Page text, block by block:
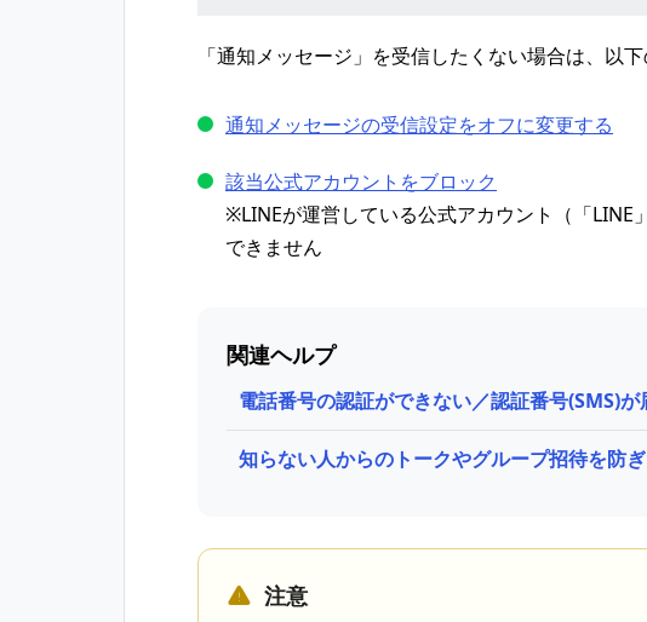
「通知メッセージ」を受信したくない場合は、以
通知メッセージの受信設定をオフに変更する
該当公式アカウントをブロック
※LINEが運営している公式アカウント（「LINE
できません
関連ヘルプ
電話番号の認証ができない／認証番号(SMS)が
知らない人からのトークやグループ招待を防
注意